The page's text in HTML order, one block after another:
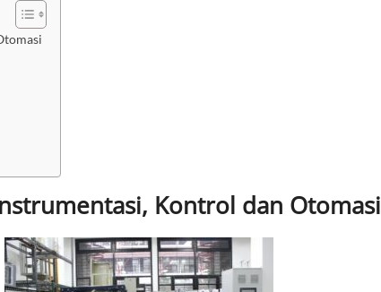
Kontrol dan Otomasi